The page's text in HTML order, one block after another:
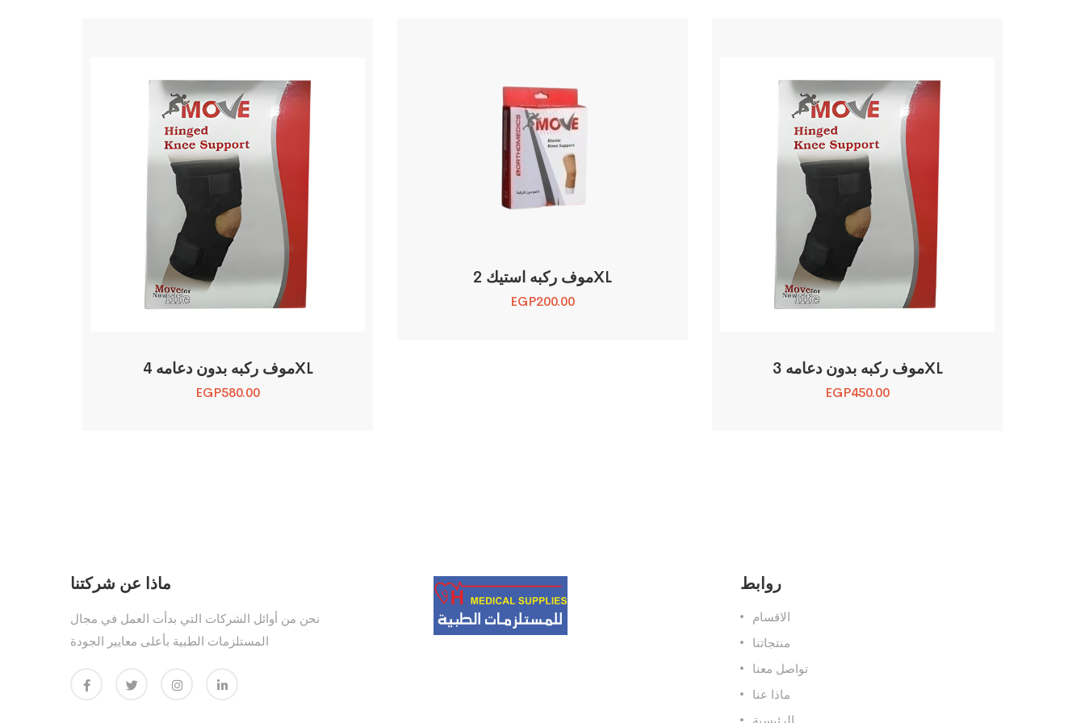
موف ركبه بدون دعامه 4XL
EGP580.00
موف ركبه استيك 2XL
EGP200.00
موف ركبه بدون دعامه 3XL
EGP450.00
ماذا عن شركتنا
نحن من أوائل الشركات التي بدأت العمل في مجال
المستلزمات الطبية بأعلى معايير الجودة
روابط
الاقسام
منتجاتنا
تواصل معنا
ماذا عنا